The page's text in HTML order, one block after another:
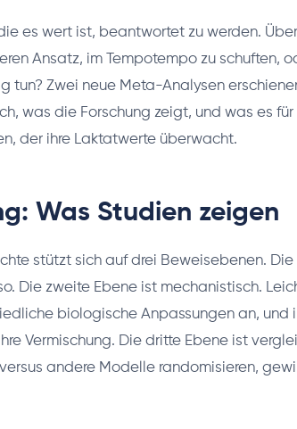
es wert ist, beantwortet zu werden.
Ansatz, im Tempotempo zu schuften,
tun? Zwei neue Meta-Analysen
was die Forschung zeigt, und was es
der ihre Laktatwerte überwacht.
Was Studien zeigen
stützt sich auf drei Beweisebenen.
Die zweite Ebene ist mechanistisch.
biologische Anpassungen an, und
Vermischung. Die dritte Ebene ist
andere Modelle randomisieren,